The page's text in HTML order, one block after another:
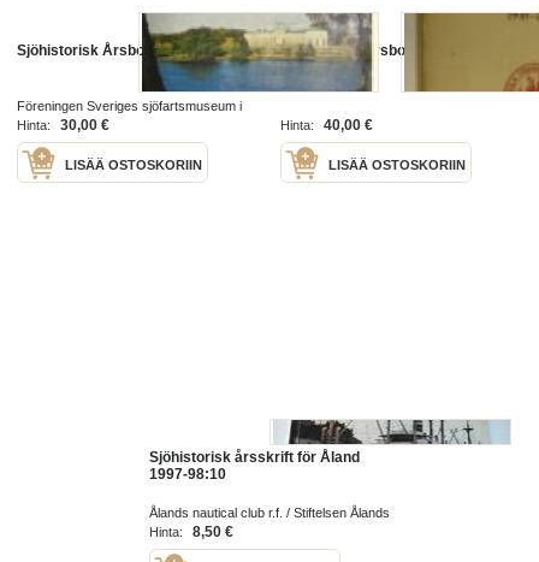
Sjöhistorisk Årsbok 1967-1968
Föreningen Sveriges sjöfartsmuseum i
Stockholm 1969
Hinta: 30,00 €
LISÄÄ OSTOSKORIIN
Sjöhistorisk årsbok 1945-1946
Hinta: 40,00 €
LISÄÄ OSTOSKORIIN
Sjöhistorisk årsskrift för Åland
1997-98:10
Ålands nautical club r.f. / Stiftelsen Ålands
sjöfartsmuseum 1998
Hinta: 8,50 €